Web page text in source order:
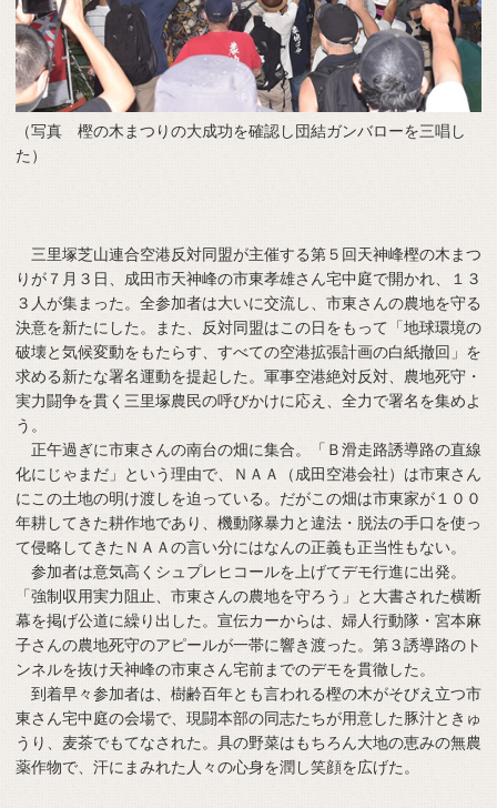
（写真 樫の木まつりの大成功を確認し団結ガンバローを三唱し
た）
三里塚芝山連合空港反対同盟が主催する第５回天神峰樫の木まつ
りが７月３日、成田市天神峰の市東孝雄さん宅中庭で開かれ、１３
３人が集まった。全参加者は大いに交流し、市東さんの農地を守る
決意を新たにした。また、反対同盟はこの日をもって「地球環境の
破壊と気候変動をもたらす、すべての空港拡張計画の白紙撤回」を
求める新たな署名運動を提起した。軍事空港絶対反対、農地死守・
実力闘争を貫く三里塚農民の呼びかけに応え、全力で署名を集めよ
う。
正午過ぎに市東さんの南台の畑に集合。「Ｂ滑走路誘導路の直線
化にじゃまだ」という理由で、ＮＡＡ（成田空港会社）は市東さん
にこの土地の明け渡しを迫っている。だがこの畑は市東家が１００
年耕してきた耕作地であり、機動隊暴力と違法・脱法の手口を使っ
て侵略してきたＮＡＡの言い分にはなんの正義も正当性もない。
参加者は意気高くシュプレヒコールを上げてデモ行進に出発。
「強制収用実力阻止、市東さんの農地を守ろう」と大書された横断
幕を掲げ公道に繰り出した。宣伝カーからは、婦人行動隊・宮本麻
子さんの農地死守のアピールが一帯に響き渡った。第３誘導路のト
ンネルを抜け天神峰の市東さん宅前までのデモを貫徹した。
到着早々参加者は、樹齢百年とも言われる樫の木がそびえ立つ市
東さん宅中庭の会場で、現闘本部の同志たちが用意した豚汁ときゅ
うり、麦茶でもてなされた。具の野菜はもちろん大地の恵みの無農
薬作物で、汗にまみれた人々の心身を潤し笑顔を広げた。